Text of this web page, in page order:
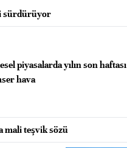
sürdürüyor
piyasalarda yılın son haftası
hava
mali teşvik sözü